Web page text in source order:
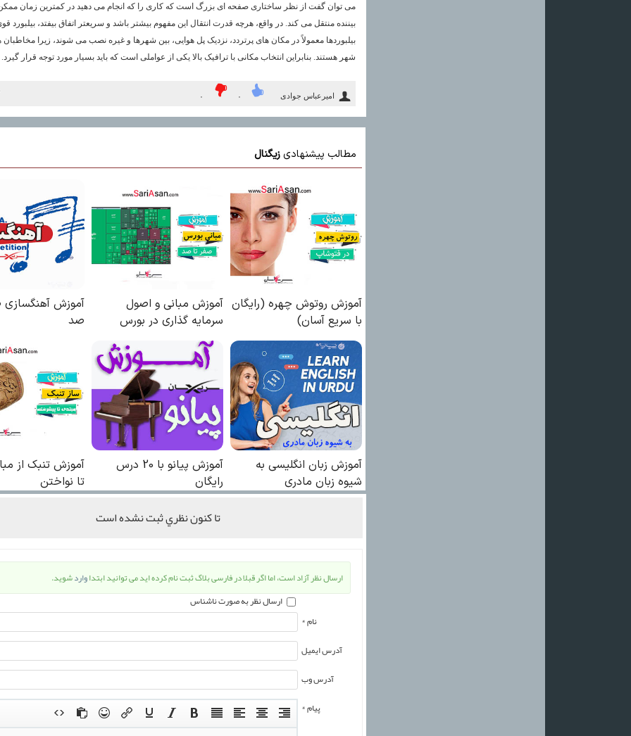
می توان گفت از نظر ساختاری صفحه ای بزرگ است که کاری را که انجام می دهید در کمترین زمان
بیننده منتقل می کند. در واقع، هرچه قدرت انتقال این مفهوم بیشتر باشد و سریعتر اتفاق بیفتد، بیلبورد
بیلبوردها معمولاً در مکان های پرتردد، نزدیک پل هوایی، بین شهرها و غیره نصب می شوند، زیرا
شهر هستند. بنابراین انتخاب مکانی با ترافیک بالا یکی از عواملی است که باید بسیار مورد توجه قرار گیرد.
امیرعباس جوادی ۰ ۰
تا كنون نظري ثبت نشده است
ارسال نظر آزاد است، اما اگر قبلا در فارسی بلاگ ثبت نام کرده اید می توانید ابتداواردشوید.
ارسال نظر به صورت ناشناس
نام *
آدرس ایمیل
آدرس وب
پیام *